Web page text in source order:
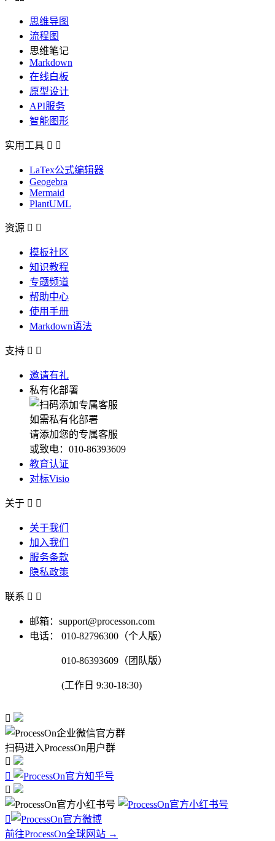
思维导图
流程图
思维笔记
Markdown
在线白板
原型设计
API服务
智能图形
实用工具  
LaTex公式编辑器
Geogebra
Mermaid
PlantUML
资源  
模板社区
知识教程
专题频道
帮助中心
使用手册
Markdown语法
支持  
邀请有礼
私有化部署
如需私有化部署
请添加您的专属客服
或致电：010-86393609
教育认证
对标Visio
关于  
关于我们
加入我们
服务条款
隐私政策
联系  
邮箱：support@processon.com
电话：
010-82796300（个人版）
010-86393609（团队版）
(工作日 9:30-18:30)

扫码进入ProcessOn用户群




前往ProcessOn全球网站 →